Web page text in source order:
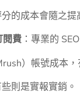
的成本會隨之提
閱費：專業的
）帳號成本
則是實報實銷。